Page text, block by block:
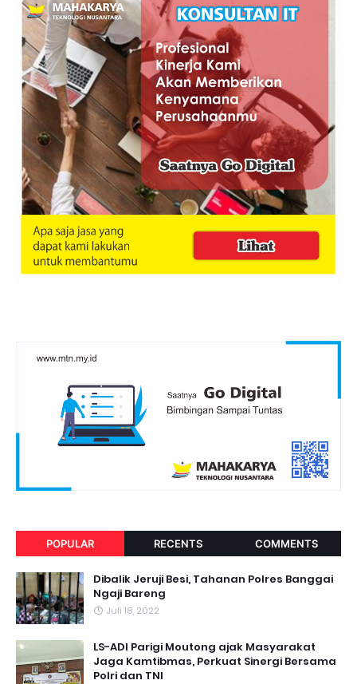
POPULAR RECENTS COMMENTS
Dibalik Jeruji Besi, Tahanan Polres Banggai
Ngaji Bareng
Juli 18, 2022
LS-ADI Parigi Moutong ajak Masyarakat
Jaga Kamtibmas, Perkuat Sinergi Bersama
Polri dan TNI